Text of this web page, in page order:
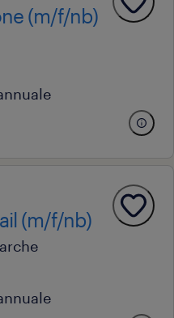
(m/f/nb)
(m/f/nb)